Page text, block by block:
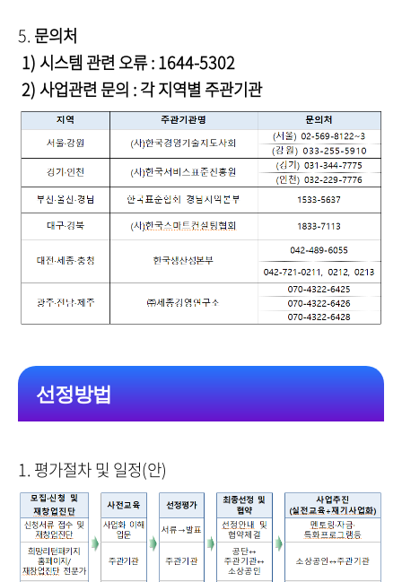
5. 문의처
1) 시스템 관련 오류 : 1644-5302
2) 사업관련 문의 : 각 지역별 주관기관
선정방법
1. 평가절차 및 일정(안)